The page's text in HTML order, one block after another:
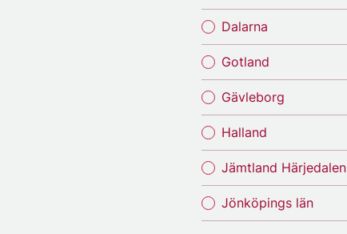
Dalarna
Gotland
Gävleborg
Halland
Jämtland Härjedalen
Jönköpings län